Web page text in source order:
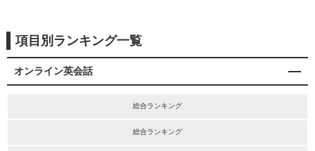
項目別ランキング一覧
オンライン英会話
総合ランキング
総合ランキング